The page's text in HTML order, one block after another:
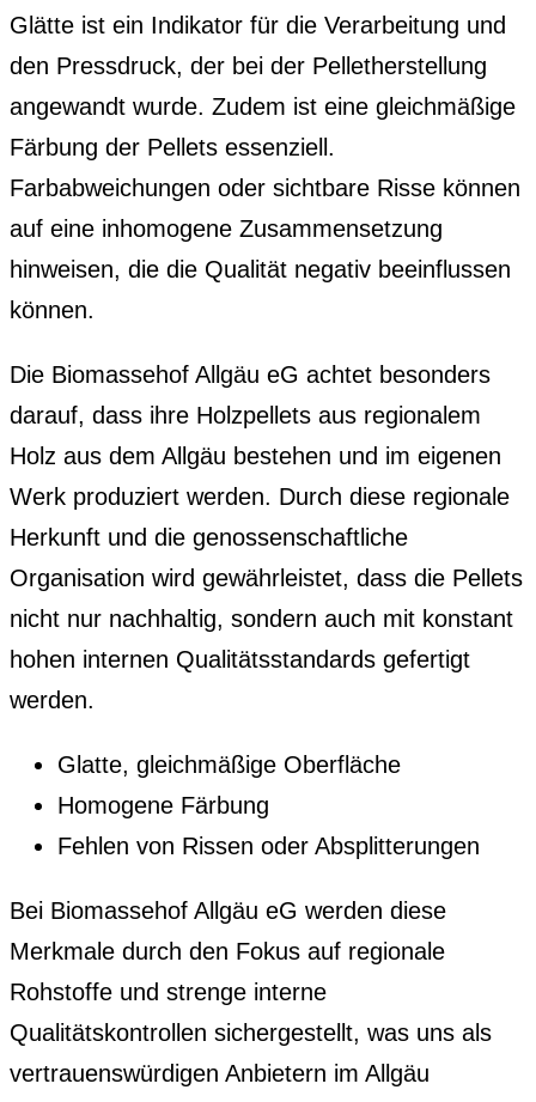
Glätte ist ein Indikator für die Verarbeitung und
den Pressdruck, der bei der Pelletherstellung
angewandt wurde. Zudem ist eine gleichmäßige
Färbung der Pellets essenziell.
Farbabweichungen oder sichtbare Risse können
auf eine inhomogene Zusammensetzung
hinweisen, die die Qualität negativ beeinflussen
können.
Die Biomassehof Allgäu eG achtet besonders
darauf, dass ihre Holzpellets aus regionalem
Holz aus dem Allgäu bestehen und im eigenen
Werk produziert werden. Durch diese regionale
Herkunft und die genossenschaftliche
Organisation wird gewährleistet, dass die Pellets
nicht nur nachhaltig, sondern auch mit konstant
hohen internen Qualitätsstandards gefertigt
werden.
Glatte, gleichmäßige Oberfläche
Homogene Färbung
Fehlen von Rissen oder Absplitterungen
Bei Biomassehof Allgäu eG werden diese
Merkmale durch den Fokus auf regionale
Rohstoffe und strenge interne
Qualitätskontrollen sichergestellt, was uns als
vertrauenswürdigen Anbietern im Allgäu